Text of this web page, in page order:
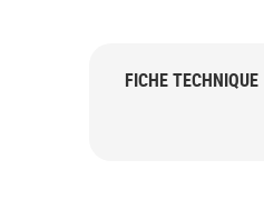
FICHE TECHNIQUE